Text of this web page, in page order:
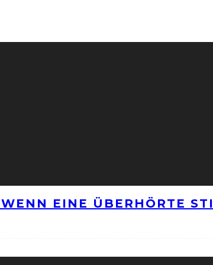
EINE ÜBERHÖRTE